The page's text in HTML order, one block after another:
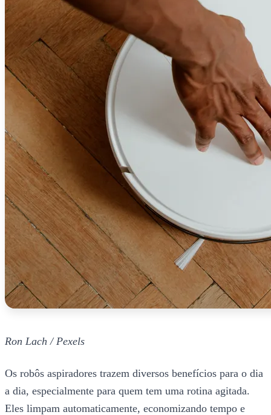
Ron Lach / Pexels
Os robôs aspiradores trazem diversos benefícios para o dia
a dia, especialmente para quem tem uma rotina agitada.
Eles limpam automaticamente, economizando tempo e